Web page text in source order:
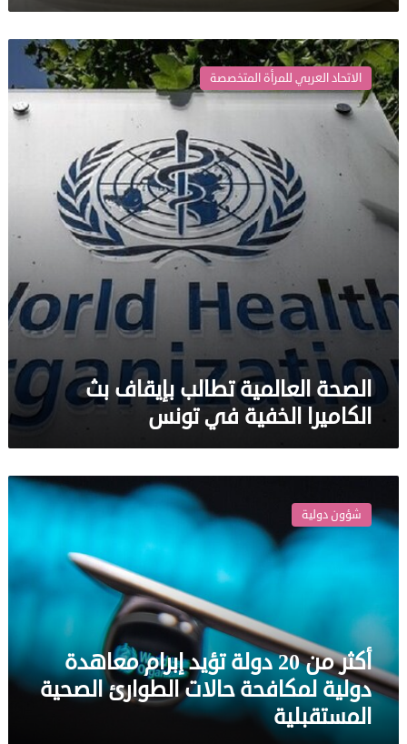
الصحة
العالمية
تطالب
بإيقاف
بث
الكاميرا
الخفية
تونس
الاتحاد العربي للمرأة المتخصصة
الصحة العالمية تطالب بإيقاف بث
الكاميرا الخفية في تونس
20
دولية
لمكافحة
الطوارئ
الصحية
المستقبلية
شؤون دولية
أكثر من 20 دولة تؤيد إبرام معاهدة
دولية لمكافحة حالات الطوارئ الصحية
المستقبلية